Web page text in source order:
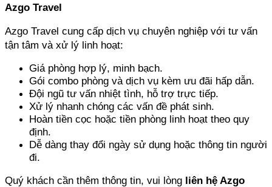
Azgo Travel
Azgo Travel cung cấp dịch vụ chuyên nghiệp với tư vấn
tận tâm và xử lý linh hoạt:
Giá phòng hợp lý, minh bạch.
Gói combo phòng và dịch vụ kèm ưu đãi hấp dẫn.
Đội ngũ tư vấn nhiệt tình, hỗ trợ trực tiếp.
Xử lý nhanh chóng các vấn đề phát sinh.
Hoàn tiền cọc hoặc tiền phòng linh hoạt theo quy
định.
Dễ dàng thay đổi ngày sử dụng hoặc thông tin người
đi.
Quý khách cần thêm thông tin, vui lòng liên hệ Azgo